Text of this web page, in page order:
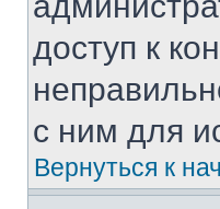
доступ к
с ним для
Вернуться к